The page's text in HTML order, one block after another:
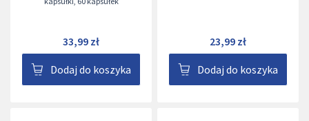
33,99 zł
Dodaj do koszyka
23,99 zł
Dodaj do koszyka